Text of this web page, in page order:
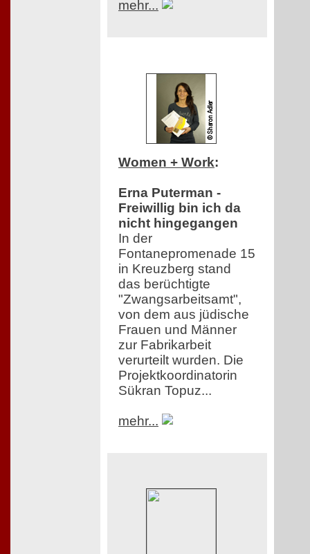
mehr...
Women + Work:
Erna Puterman -
Freiwillig bin ich da
nicht hingegangen
In der
Fontanepromenade 15
in Kreuzberg stand
das berüchtigte
"Zwangsarbeitsamt",
von dem aus jüdische
Frauen und Männer
zur Fabrikarbeit
verurteilt wurden. Die
Projektkoordinatorin
Sükran Topuz...
mehr...